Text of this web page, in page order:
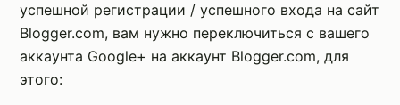
успешной регистрации / успешного входа на сайт
Blogger.com, вам нужно переключиться с вашего
аккаунта Google+ на аккаунт Blogger.com, для
этого: